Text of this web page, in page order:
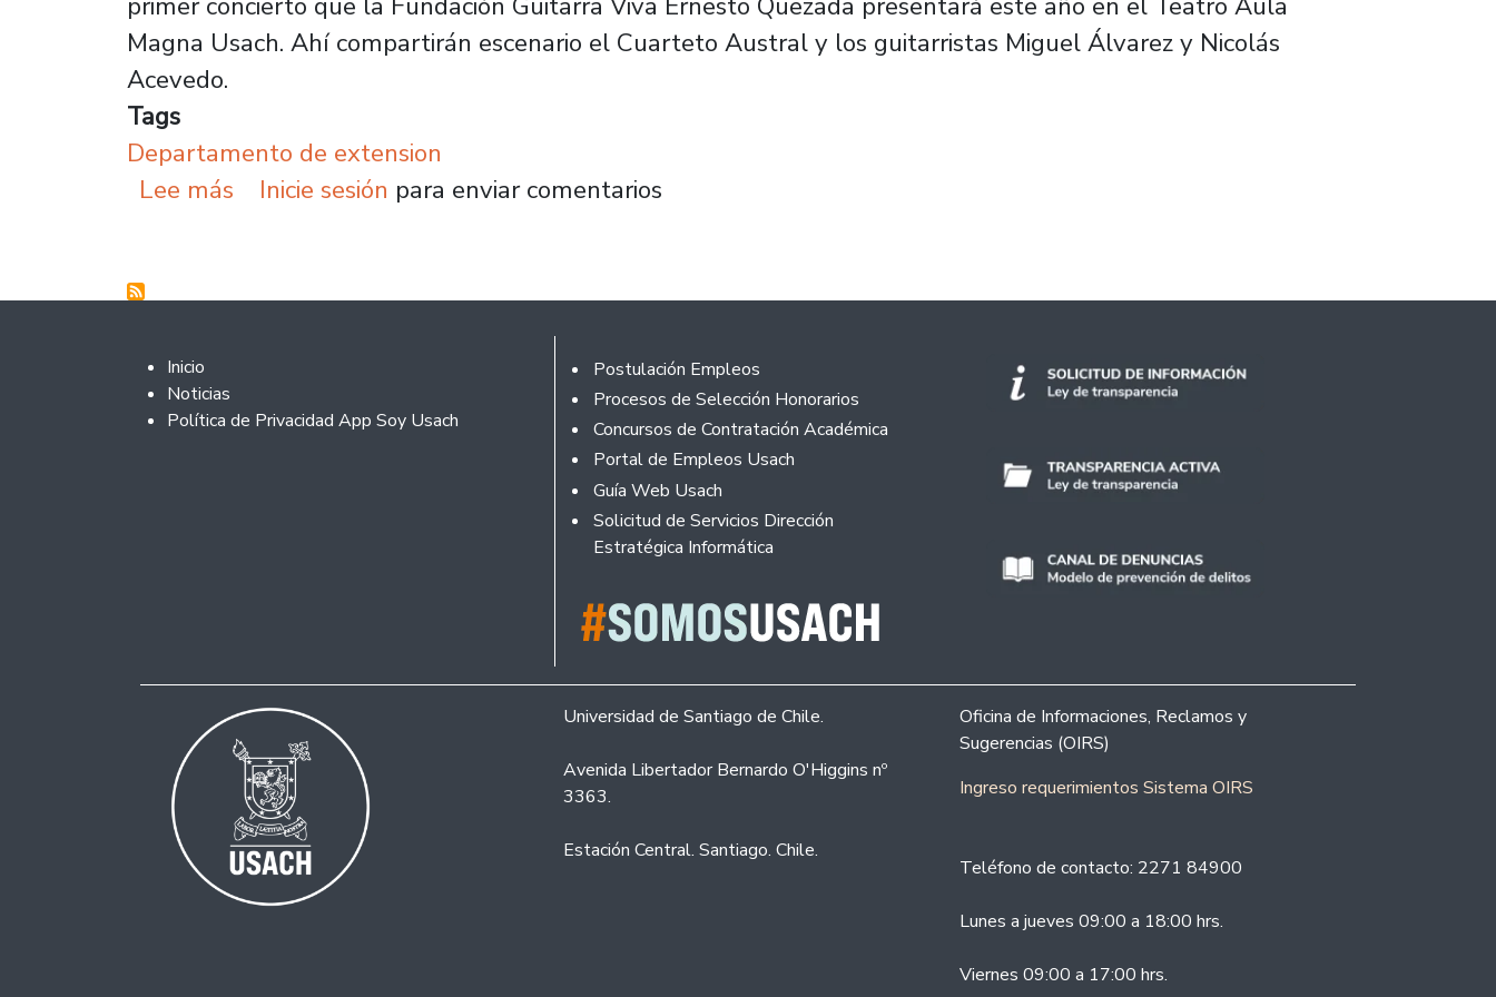
Magna Usach. Ahí compartirán escenario el Cuarteto Austral y los guitarristas Miguel Álvarez y Nicolás
Acevedo.
Tags
Departamento de extension
Lee más sobre Cuarteto Austral, y los guitarristas Nicolás Acevedo y Miguel Álvarez presentan un panorama de música
Inicie sesión para enviar comentarios
Footer 2
Inicio
Noticias
Política de Privacidad App Soy Usach
Footer
Postulación Empleos
Procesos de Selección Honorarios
Concursos de Contratación Académica
Portal de Empleos Usach
Guía Web Usach
Solicitud de Servicios Dirección
Estratégica Informática
Universidad de Santiago de Chile.
Avenida Libertador Bernardo O'Higgins nº
3363.
Estación Central. Santiago. Chile.
Oficina de Informaciones, Reclamos y
Sugerencias (OIRS)
Ingreso requerimientos Sistema OIRS
Teléfono de contacto: 2271 84900
Lunes a jueves 09:00 a 18:00 hrs.
Viernes 09:00 a 17:00 hrs.